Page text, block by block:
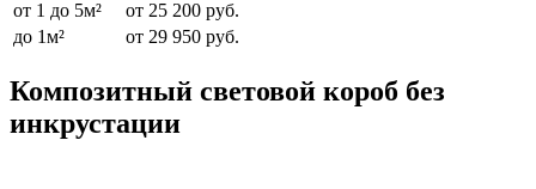
от 1 до 5м²
от 25 200 руб.
до 1м²
от 29 950 руб.
Композитный световой короб без
инкрустации